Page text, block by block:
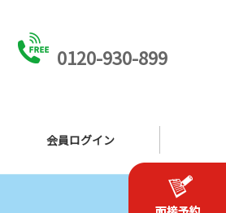
0120-930-899
会員ログイン